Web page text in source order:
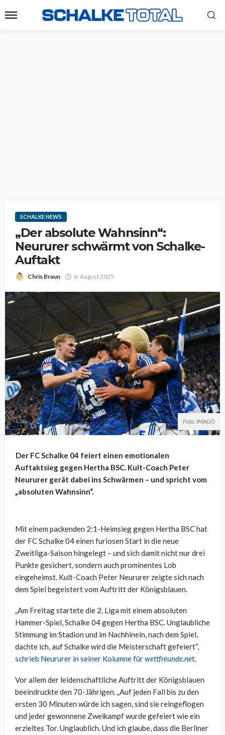
SCHALKE NEWS
„Der absolute Wahnsinn“:
Neururer schwärmt von Schalke-
Auftakt
Chris Braun 6. August 2025
Foto: IMAGO
Der FC Schalke 04 feiert einen emotionalen
Auftaktsieg gegen Hertha BSC. Kult-Coach Peter
Neururer gerät dabei ins Schwärmen – und spricht vom
„absoluten Wahnsinn“.
Mit einem packenden 2:1-Heimsieg gegen Hertha BSC hat
der FC Schalke 04 einen furiosen Start in die neue
Zweitliga-Saison hingelegt – und sich damit nicht nur drei
Punkte gesichert, sondern auch prominentes Lob
eingeheimst. Kult-Coach Peter Neururer zeigte sich nach
dem Spiel begeistert vom Auftritt der Königsblauen.
„Am Freitag startete die 2. Liga mit einem absoluten
Hammer-Spiel, Schalke 04 gegen Hertha BSC. Unglaubliche
Stimmung im Stadion und im Nachhinein, nach dem Spiel,
dachte ich, auf Schalke wird die Meisterschaft gefeiert“,
schrieb Neururer in seiner Kolumne fürwettfreunde.net.
Vor allem der leidenschaftliche Auftritt der Königsblauen
beeindruckte den 70-Jährigen. „Auf jeden Fall bis zu den
ersten 30 Minuten würde ich sagen, sind sie reingeflogen
und jeder gewonnene Zweikampf wurde gefeiert wie ein
erzieltes Tor. Unglaublich. Und ich glaube, dass die Berliner